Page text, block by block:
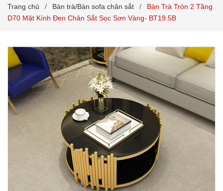
Trang chủ / Bàn trà/Bàn sofa chân sắt /
Bàn Trà Tròn 2 Tầng
D70 Mặt Kính Đen Chân Sắt Sọc Sơn Vàng- BT19.5B